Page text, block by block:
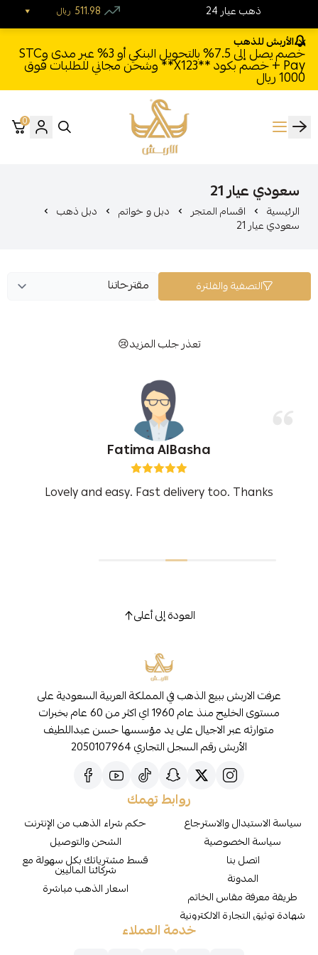
الأربش للذهب
خصم يصل إلى 7.5% بالتحويل البنكي أو 3% عبر مدى وSTC
Pay + خصم بكود **X123** وشحن مجاني للطلبات فوق
1000 ريال
الأربش للذهب
0
سعودي عيار 21
الرئيسية اقسام المتجر دبل و خواتم دبل ذهب
سعودي عيار 21
التصفية والفلترة
تعذر جلب المزيد😢
Fatima AlBasha
Lovely and easy. Fast delivery too. Thanks
العودة إلى أعلى
عرفت الاربش ببيع الذهب في المملكة العربية السعودية على
مستوى الخليج منذ عام 1960 اي اكثر من 60 عام بخبرات
متوارثه عبر الاجيال على يد مؤسسها حسن عبداللطيف
الأربش رقم السجل التجاري 2050107964
روابط تهمك
سياسة الاستبدال والاسترجاع
سياسة الخصوصية
اتصل بنا
المدونة
طريقة معرفة مقاس الخاتم
شهادة توثيق التجارة الالكترونية
حكم شراء الذهب من الإنترنت
الشحن والتوصيل
قسط مشترياتك بكل سهولة مع
شركائنا الماليين
اسعار الذهب مباشرة
خدمة العملاء
24 ذهب عيار ريال 511.98